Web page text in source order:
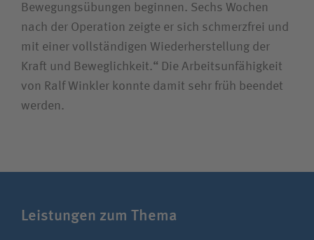
Bewegungsübungen beginnen. Sechs Wochen
nach der Operation zeigte er sich schmerzfrei und
mit einer vollständigen Wiederherstellung der
Kraft und Beweglichkeit.“ Die Arbeitsunfähigkeit
von Ralf Winkler konnte damit sehr früh beendet
werden.
Leistungen zum Thema